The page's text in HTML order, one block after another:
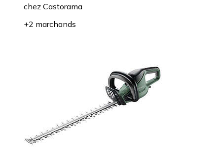
chez Castorama
+2 marchands